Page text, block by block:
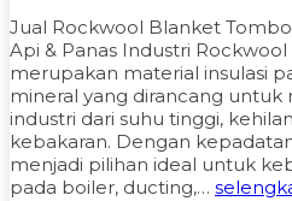
Jual Rockwool Blanket
Api & Panas Industri
merupakan material insulasi
mineral yang dirancang untuk
industri dari suhu tinggi,
kebakaran. Dengan
menjadi pilihan ideal untuk
pada boiler, ducting,…